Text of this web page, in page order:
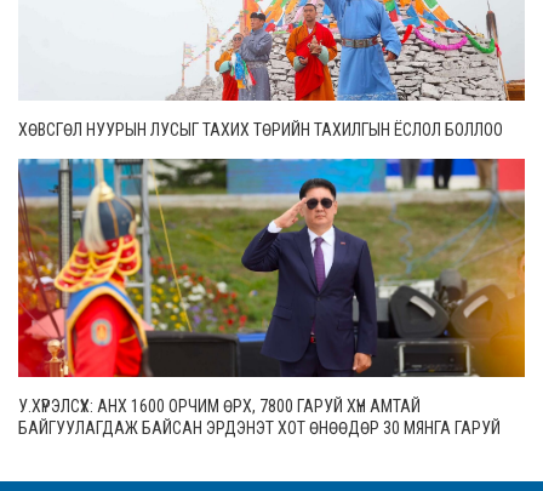
ХӨВСГӨЛ НУУРЫН ЛУСЫГ ТАХИХ ТӨРИЙН ТАХИЛГЫН ЁСЛОЛ БОЛЛОО
У.ХҮРЭЛСҮХ: АНХ 1600 ОРЧИМ ӨРХ, 7800 ГАРУЙ ХҮН АМТАЙ
БАЙГУУЛАГДАЖ БАЙСАН ЭРДЭНЭТ ХОТ ӨНӨӨДӨР 30 МЯНГА ГАРУЙ